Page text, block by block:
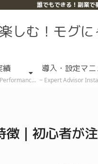
誰でもできる！副業で
しむ！モグ
績 導入・設定マ
Expert Advisor Installation &
｜初心者が